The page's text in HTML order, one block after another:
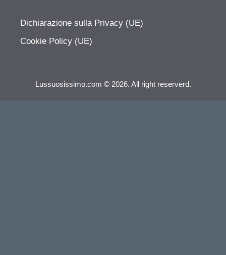
Dichiarazione sulla Privacy (UE)
Cookie Policy (UE)
Lussuosissimo.com © 2026. All right reserverd.